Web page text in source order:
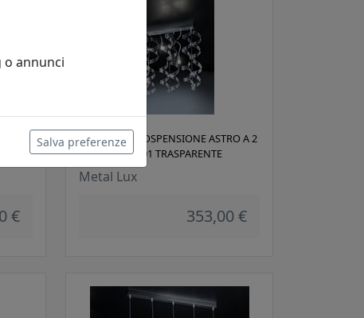
€
LAMPADA A SOSPENSIONE ASTRO A 2
LUCI 206.232.01 TRASPARENTE
Metal Lux
353,00 €
annunci
Salva preferenze